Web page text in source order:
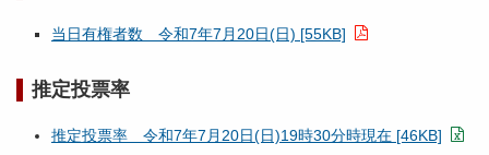
当日有権者数 令和7年7月20日(日) [55KB]
推定投票率
推定投票率 令和7年7月20日(日)19時30分時現在 [46KB]